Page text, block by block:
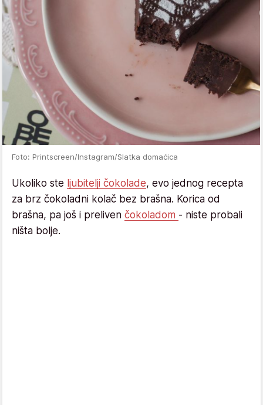
Foto: Printscreen/Instagram/Slatka domaćica
Ukoliko ste ljubitelji čokolade, evo jednog recepta
za brz čokoladni kolač bez brašna. Korica od
brašna, pa još i preliven čokoladom - niste probali
ništa bolje.